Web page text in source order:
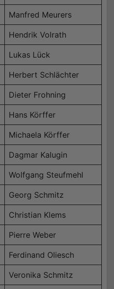
Manfred Meurers
Hendrik Volrath
Lukas Lück
Herbert Schlächter
Dieter Frohning
Hans Körffer
Michaela Körffer
Dagmar Kalugin
Wolfgang Steufmehl
Georg Schmitz
Christian Klems
Pierre Weber
Ferdinand Oliesch
Veronika Schmitz